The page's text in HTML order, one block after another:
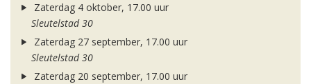
Zaterdag 4 oktober, 17.00 uur
Sleutelstad 30
Zaterdag 27 september, 17.00 uur
Sleutelstad 30
Zaterdag 20 september, 17.00 uur